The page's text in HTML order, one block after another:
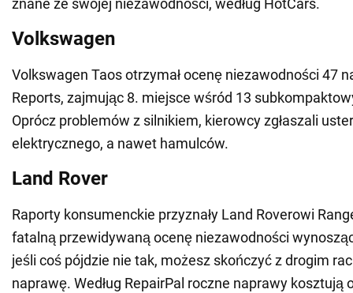
znane ze swojej niezawodności, według HotCars.
Volkswagen
Volkswagen Taos otrzymał ocenę niezawodności 47
Reports, zajmując 8. miejsce wśród 13
Oprócz problemów z silnikiem, kierowcy zgłaszali
elektrycznego, a nawet hamulców.
Land Rover
Raporty konsumenckie przyznały Land Roverowi
fatalną przewidywaną ocenę niezawodności
jeśli coś pójdzie nie tak, możesz skończyć z drogim
naprawę. Według RepairPal roczne naprawy kosztują